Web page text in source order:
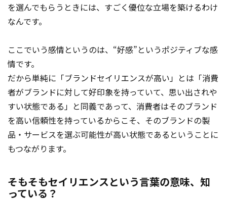
を選んでもらうときには、すごく優位な立場を築けるわけ
なんです。
ここでいう感情というのは、“好感”というポジティブな感
情です。
だから単純に「ブランドセイリエンスが高い」とは「消費
者がブランドに対して好印象を持っていて、思い出されや
すい状態である」と同義であって、消費者はそのブランド
を高い信頼性を持っているからこそ、そのブランドの製
品・サービスを選ぶ可能性が高い状態であるということに
もつながります。
そもそもセイリエンスという言葉の意味、知
っている？